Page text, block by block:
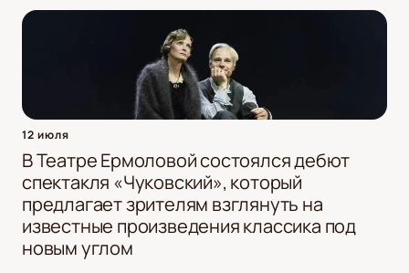
12 июля
В Театре Ермоловой состоялся дебют
спектакля «Чуковский», который
предлагает зрителям взглянуть на
известные произведения классика под
новым углом